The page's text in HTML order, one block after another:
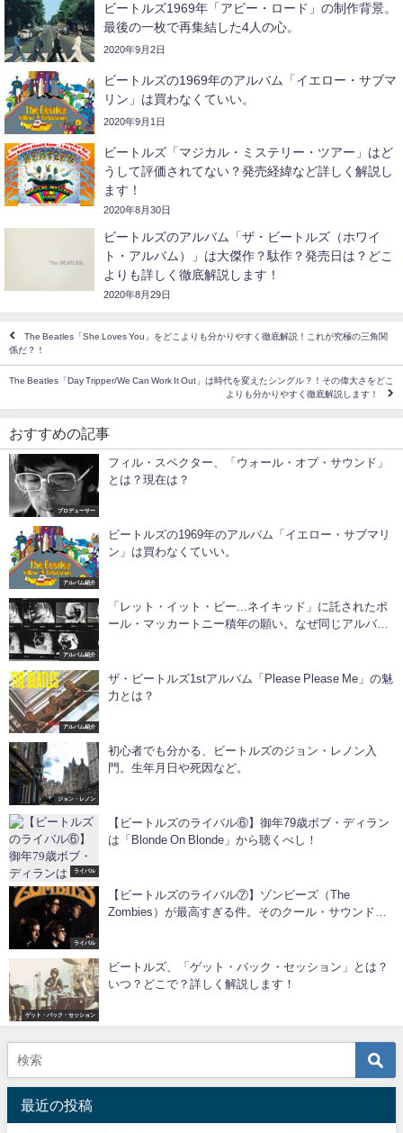
ビートルズ1969年「アビー・ロード」の制作背景。
最後の一枚で再集結した4人の心。
2020年9月2日
ビートルズの1969年のアルバム「イエロー・サブマ
リン」は買わなくていい。
2020年9月1日
ビートルズ「マジカル・ミステリー・ツアー」はど
うして評価されてない？発売経緯など詳しく解説し
ます！
2020年8月30日
ビートルズのアルバム「ザ・ビートルズ（ホワイ
ト・アルバム）」は大傑作？駄作？発売日は？どこ
よりも詳しく徹底解説します！
2020年8月29日
The Beatles「She Loves You」をどこよりも分かりやすく徹底解説！これが究極の三角関
係だ？！
The Beatles「Day Tripper/We Can Work It Out」は時代を変えたシングル？！その偉大さをどこ
よりも分かりやすく徹底解説します！
おすすめの記事
プロデューサー
フィル・スペクター、「ウォール・オブ・サウンド」
とは？現在は？
アルバム紹介
ビートルズの1969年のアルバム「イエロー・サブマリ
ン」は買わなくていい。
アルバム紹介
「レット・イット・ビー...ネイキッド」に託されたポ
ール・マッカートニー積年の願い。なぜ同じアルバム
アルバム紹介
ザ・ビートルズ1stアルバム「Please Please Me」の魅
力とは？
ジョン・レノン
初心者でも分かる、ビートルズのジョン・レノン入
門。生年月日や死因など。
ライバル
【ビートルズのライバル⑥】御年79歳ボブ・ディラン
は「Blonde On Blonde」から聴くべし！
ライバル
【ビートルズのライバル⑦】ゾンビーズ（The
Zombies）が最高すぎる件。そのクール・サウンドの
ゲット・バック・セッション
ビートルズ、「ゲット・バック・セッション」とは？
いつ？どこで？詳しく解説します！
最近の投稿